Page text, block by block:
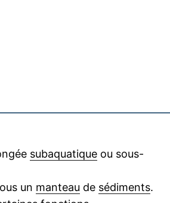
subaquatique ou sous-
un manteau de sédiments.